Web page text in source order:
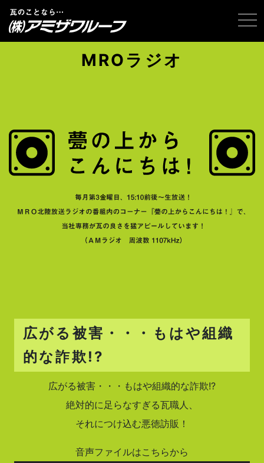
MROラジオ
広がる被害・・・もはや組織
的な詐欺!?
広がる被害・・・もはや組織的な詐欺!?
絶対的に足らなすぎる瓦職人、
それにつけ込む悪徳訪販！
音声ファイルはこちらから